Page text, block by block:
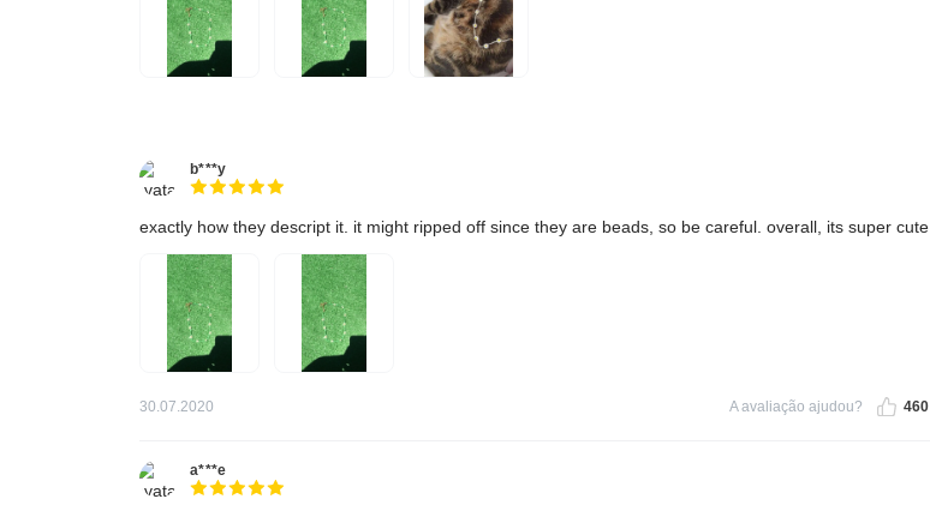
b***y
exactly how they descript it. it might ripped off since they are beads, so be careful. overall, its super cute
30.07.2020 A avaliação ajudou? 460
a***e